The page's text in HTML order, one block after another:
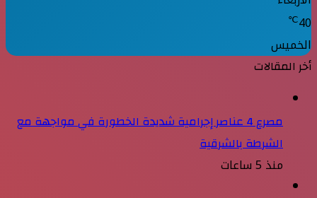
40
℃
الخميس
أخر المقالات
مصرع 4 عناصر إجرامية شديدة الخطورة في مواجهة مع
الشرطة بالشرقية
منذ 5 ساعات